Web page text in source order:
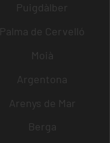
Puigdàlber
Palma de Cervelló
Moià
Argentona
Arenys de Mar
Berga